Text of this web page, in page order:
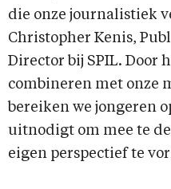
die onze journalistiek
Christopher Kenis,
Director bij SPIL. Door
combineren met onze
bereiken we jongeren
uitnodigt om mee te
eigen perspectief te